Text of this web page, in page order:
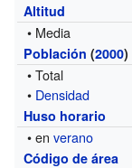
Altitud
• Media
Población (2000)
• Total
• Densidad
Huso horario
• enverano
Código de área